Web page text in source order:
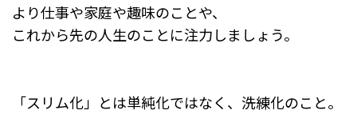
より仕事や家庭や趣味のことや、
これから先の人生のことに注力しましょう。
「スリム化」とは単純化ではなく、洗練化のこと。